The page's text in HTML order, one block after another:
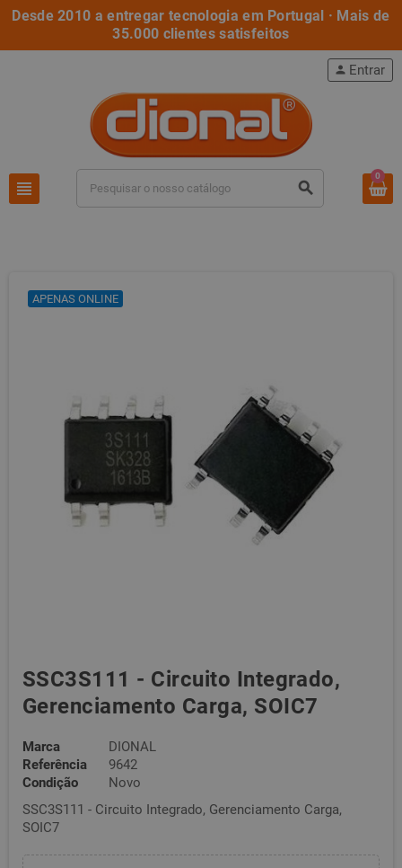
Desde 2010 a entregar tecnologia em Portugal · Mais de
35.000 clientes satisfeitos
view_headline search
person Entrar
0
APENAS ONLINE
SSC3S111 - Circuito Integrado,
Gerenciamento Carga, SOIC7
Marca
DIONAL
Referência
9642
Condição
Novo
SSC3S111 - Circuito Integrado, Gerenciamento Carga,
SOIC7